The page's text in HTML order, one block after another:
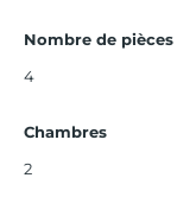
Nombre de pièces
4
Chambres
2